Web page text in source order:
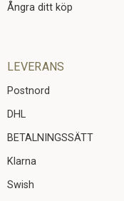
Ångra ditt köp
LEVERANS
Postnord
DHL
BETALNINGSSÄTT
Klarna
Swish